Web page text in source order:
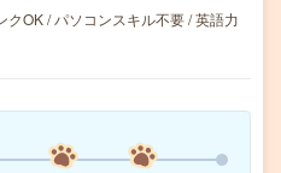
クOK / パソコンスキル不要 / 英語力